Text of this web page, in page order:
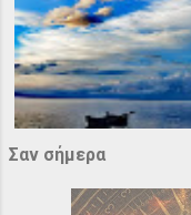
Σαν σήμερα